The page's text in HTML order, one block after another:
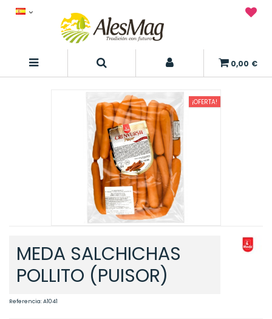
0,00 €
¡OFERTA!
MEDA SALCHICHAS
POLLITO (PUISOR)
Referencia:A1041